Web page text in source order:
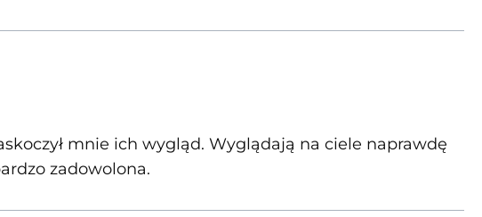
mnie ich wygląd. Wyglądają na ciele naprawdę
zadowolona.